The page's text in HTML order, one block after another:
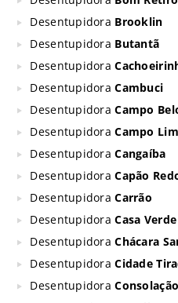
Desentupidora Brooklin
Desentupidora Butantã
Desentupidora
DesentupidoraCambuci
DesentupidoraCampo
DesentupidoraCampo
DesentupidoraCangaíba
DesentupidoraCapão
DesentupidoraCarrão
DesentupidoraCasa Verde
DesentupidoraChácara
DesentupidoraCidade
DesentupidoraConsolação